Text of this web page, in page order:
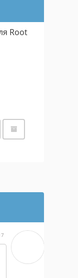
Root